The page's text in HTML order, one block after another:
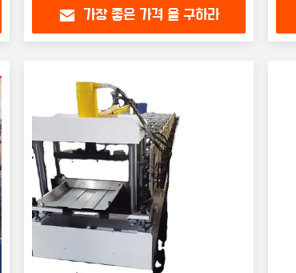
가장 좋은 가격 을 구하라